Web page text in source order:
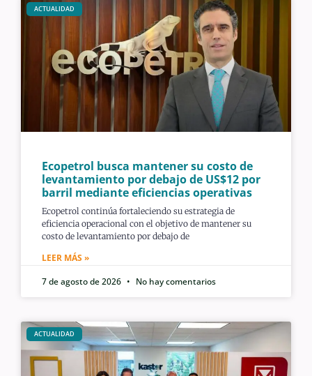
ACTUALIDAD
Ecopetrol busca mantener su costo de
levantamiento por debajo de US$12 por
barril mediante eficiencias operativas
Ecopetrol continúa fortaleciendo su estrategia de
eficiencia operacional con el objetivo de mantener su
costo de levantamiento por debajo de
LEER MÁS »
7 de agosto de 2026
No hay comentarios
ACTUALIDAD